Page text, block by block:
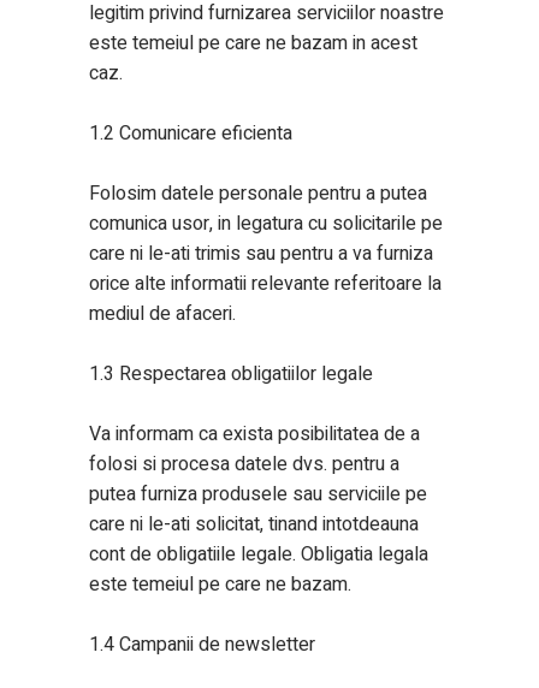
legitim privind furnizarea serviciilor noastre
este temeiul pe care ne bazam in acest
caz.
1.2 Comunicare eficienta
Folosim datele personale pentru a putea
comunica usor, in legatura cu solicitarile pe
care ni le-ati trimis sau pentru a va furniza
orice alte informatii relevante referitoare la
mediul de afaceri.
1.3 Respectarea obligatiilor legale
Va informam ca exista posibilitatea de a
folosi si procesa datele dvs. pentru a
putea furniza produsele sau serviciile pe
care ni le-ati solicitat, tinand intotdeauna
cont de obligatiile legale. Obligatia legala
este temeiul pe care ne bazam.
1.4 Campanii de newsletter